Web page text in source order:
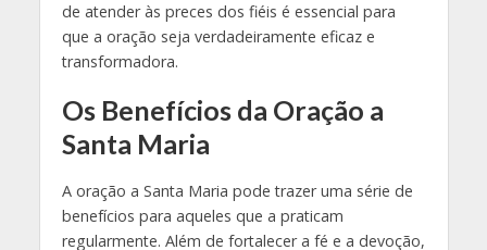
de atender às preces dos fiéis é essencial para
que a oração seja verdadeiramente eficaz e
transformadora.
Os Benefícios da Oração a
Santa Maria
A oração a Santa Maria pode trazer uma série de
benefícios para aqueles que a praticam
regularmente. Além de fortalecer a fé e a devoção,